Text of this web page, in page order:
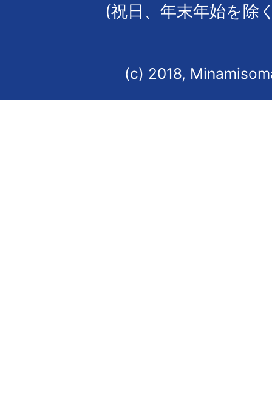
(祝日、年末年始を除
(c) 2018,